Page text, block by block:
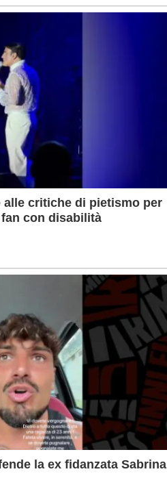
alle critiche di pietismo per
con disabilità
la ex fidanzata Sabrina